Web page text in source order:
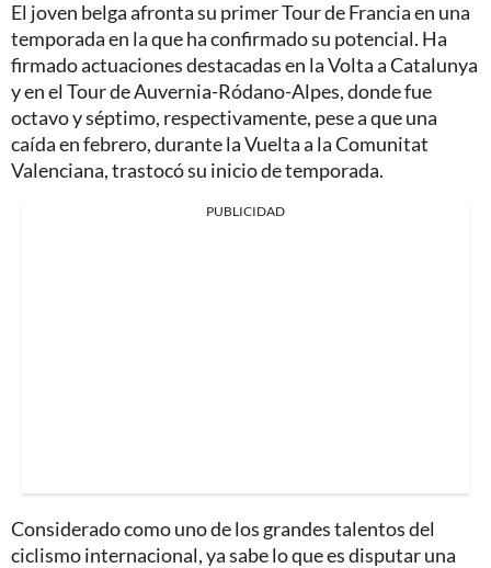
El joven belga afronta su primer Tour de Francia en una
temporada en la que ha confirmado su potencial. Ha
firmado actuaciones destacadas en la Volta a Catalunya
y en el Tour de Auvernia-Ródano-Alpes, donde fue
octavo y séptimo, respectivamente, pese a que una
caída en febrero, durante la Vuelta a la Comunitat
Valenciana, trastocó su inicio de temporada.
PUBLICIDAD
Considerado como uno de los grandes talentos del
ciclismo internacional, ya sabe lo que es disputar una